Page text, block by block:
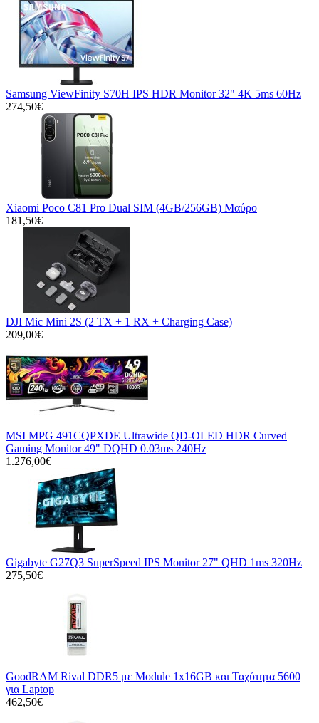
Samsung ViewFinity S70H IPS HDR Monitor 32" 4K 5ms 60Hz
274,50€
Xiaomi Poco C81 Pro Dual SIM (4GB/256GB) Μαύρο
181,50€
DJI Mic Mini 2S (2 TX + 1 RX + Charging Case)
209,00€
MSI MPG 491CQPXDE Ultrawide QD-OLED HDR Curved
Gaming Monitor 49" DQHD 0.03ms 240Hz
1.276,00€
Gigabyte G27Q3 SuperSpeed IPS Monitor 27" QHD 1ms 320Hz
275,50€
GoodRAM Rival DDR5 με Module 1x16GB και Ταχύτητα 5600
για Laptop
462,50€